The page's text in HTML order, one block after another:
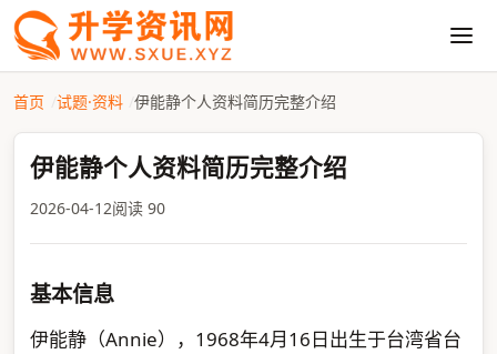
首页 试题·资料 伊能静个人资料简历完整介绍
伊能静个人资料简历完整介绍
2026-04-12阅读 90
基本信息
伊能静（Annie），1968年4月16日出生于台湾省台